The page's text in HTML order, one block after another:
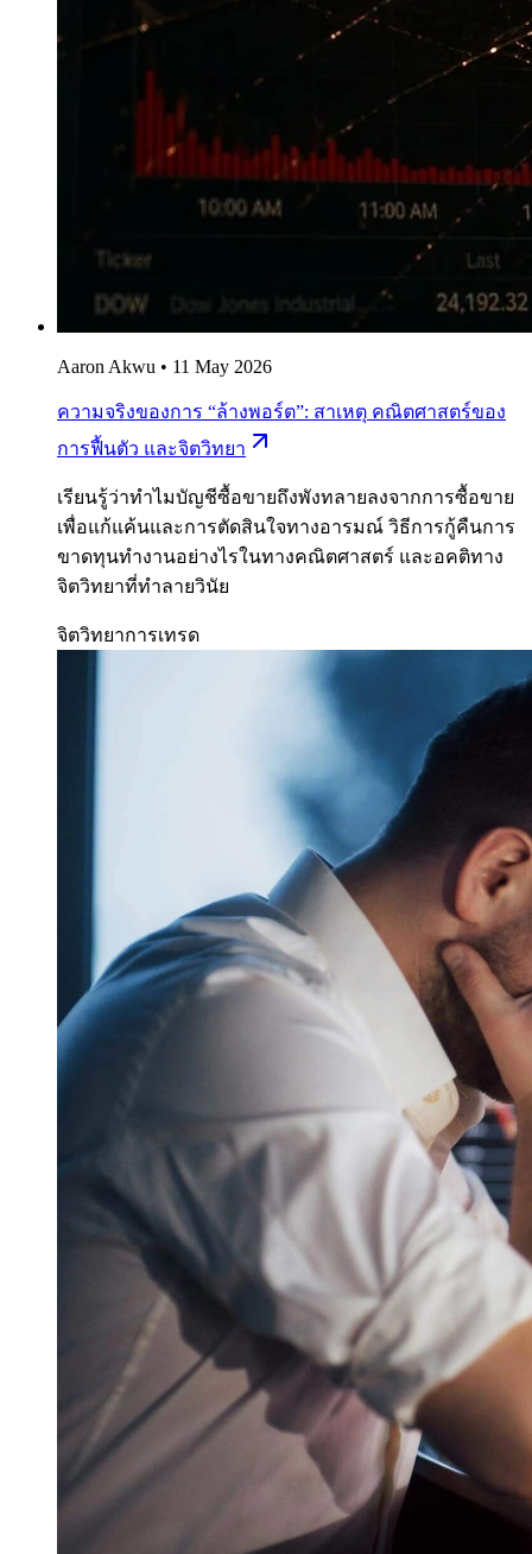
Aaron Akwu • 11 May 2026
ความจริงของการ “ล้างพอร์ต”: สาเหตุ คณิตศาสตร์ของ
การฟื้นตัว และจิตวิทยา
เรียนรู้ว่าทำไมบัญชีซื้อขายถึงพังทลายลงจากการซื้อขาย
เพื่อแก้แค้นและการตัดสินใจทางอารมณ์ วิธีการกู้คืนการ
ขาดทุนทำงานอย่างไรในทางคณิตศาสตร์ และอคติทาง
จิตวิทยาที่ทำลายวินัย
จิตวิทยาการเทรด